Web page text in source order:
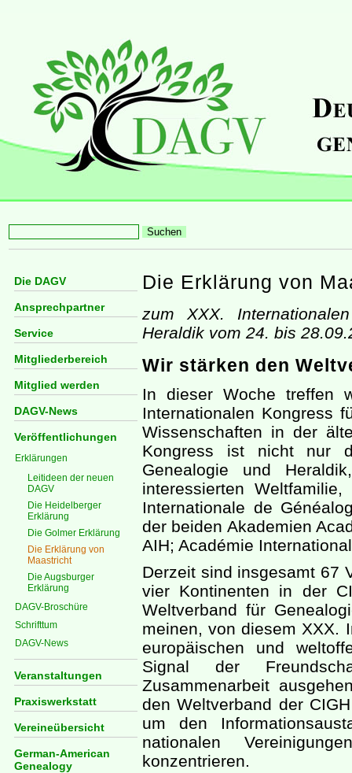
Die DAGV
Ansprechpartner
Service
Mitgliederbereich
Mitglied werden
DAGV-News
Veröffentlichungen
Erklärungen
Leitideen der neuen
DAGV
Die Heidelberger
Erklärung
Die Golmer Erklärung
Die Erklärung von
Maastricht
Die Augsburger
Erklärung
DAGV-Broschüre
Schrifttum
DAGV-News
Veranstaltungen
Praxiswerkstatt
Vereineübersicht
German-American
Genealogy
Die Erklärung von
zum XXX.
Heraldik vom 24. bis
Wir stärken den
In dieser Woche treffen
Internationalen Kongress
Wissenschaften in der
Kongress ist nicht nur
Genealogie und
interessierten
Internationale de
der beiden Akademien
AIH; Académie
Derzeit sind insgesamt 67
vier Kontinenten in der
Weltverband für
meinen, von diesem XXX.
europäischen und
Signal der
Zusammenarbeit
den Weltverband der
um den
nationalen
konzentrieren.